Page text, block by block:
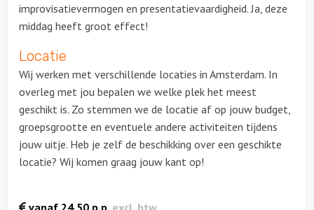
improvisatievermogen en presentatievaardigheid. Ja, deze
middag heeft groot effect!
Locatie
Wij werken met verschillende locaties in Amsterdam. In
overleg met jou bepalen we welke plek het meest
geschikt is. Zo stemmen we de locatie af op jouw budget,
groepsgrootte en eventuele andere activiteiten tijdens
jouw uitje. Heb je zelf de beschikking over een geschikte
locatie? Wij komen graag jouw kant op!
vanaf 24,50 p.p. excl. btw